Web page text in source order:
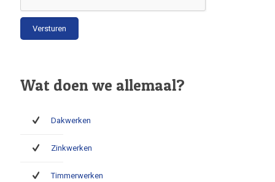
Wat doen we allemaal?
Dakwerken
Zinkwerken
Timmerwerken